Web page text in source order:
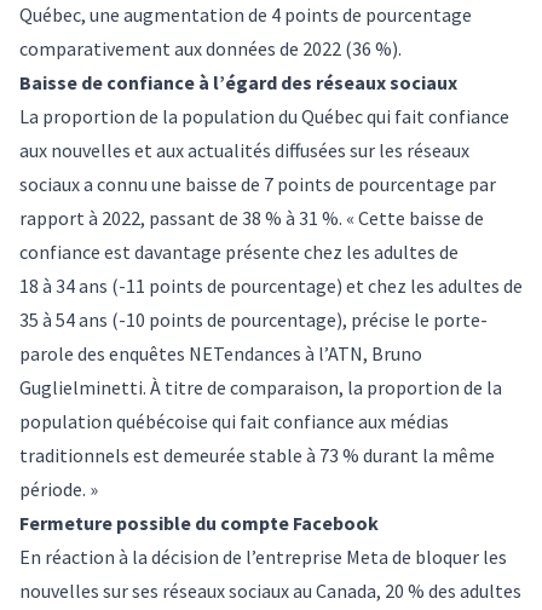
Québec, une augmentation de 4 points de pourcentage
comparativement aux données de 2022 (36 %).
Baisse de confiance à l’égard des réseaux sociaux
La proportion de la population du Québec qui fait confiance
aux nouvelles et aux actualités diffusées sur les réseaux
sociaux a connu une baisse de 7 points de pourcentage par
rapport à 2022, passant de 38 % à 31 %. « Cette baisse de
confiance est davantage présente chez les adultes de
18 à 34 ans (-11 points de pourcentage) et chez les adultes de
35 à 54 ans (-10 points de pourcentage), précise le porte-
parole des enquêtes NETendances à l’ATN, Bruno
Guglielminetti. À titre de comparaison, la proportion de la
population québécoise qui fait confiance aux médias
traditionnels est demeurée stable à 73 % durant la même
période. »
Fermeture possible du compte Facebook
En réaction à la décision de l’entreprise Meta de bloquer les
nouvelles sur ses réseaux sociaux au Canada, 20 % des adultes